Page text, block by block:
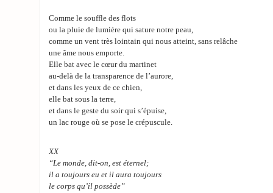
Comme le souffle des flots
ou la pluie de lumière qui sature notre peau,
comme un vent très lointain qui nous atteint, sans relâche
une âme nous emporte.
Elle bat avec le cœur du martinet
au-delà de la transparence de l’aurore,
et dans les yeux de ce chien,
elle bat sous la terre,
et dans le geste du soir qui s’épuise,
un lac rouge où se pose le crépuscule.
XX
“Le monde, dit-on, est éternel;
il a toujours eu et il aura toujours
le corps qu’il possède”